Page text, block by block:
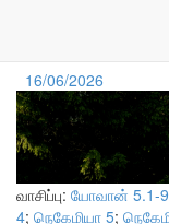
16/06/2026
வாசிப்பு: யோவான் 5.1-9
4; நெகேமியா 5;